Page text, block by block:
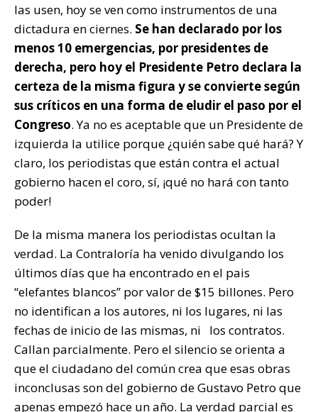
las usen, hoy se ven como instrumentos de una
dictadura en ciernes. Se han declarado por los
menos 10 emergencias, por presidentes de
derecha, pero hoy el Presidente Petro declara la
certeza de la misma figura y se convierte según
sus críticos en una forma de eludir el paso por el
Congreso. Ya no es aceptable que un Presidente de
izquierda la utilice porque ¿quién sabe qué hará? Y
claro, los periodistas que están contra el actual
gobierno hacen el coro, sí, ¡qué no hará con tanto
poder!
De la misma manera los periodistas ocultan la
verdad. La Contraloría ha venido divulgando los
últimos días que ha encontrado en el pais
“elefantes blancos” por valor de $15 billones. Pero
no identifican a los autores, ni los lugares, ni las
fechas de inicio de las mismas, ni los contratos.
Callan parcialmente. Pero el silencio se orienta a
que el ciudadano del común crea que esas obras
inconclusas son del gobierno de Gustavo Petro que
apenas empezó hace un año. La verdad parcial es